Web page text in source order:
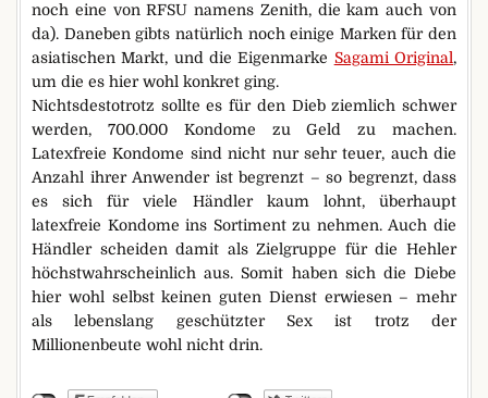
noch eine von RFSU namens Zenith, die kam auch von
da). Daneben gibts natürlich noch einige Marken für den
asiatischen Markt, und die Eigenmarke Sagami Original,
um die es hier wohl konkret ging.
Nichtsdestotrotz sollte es für den Dieb ziemlich schwer
werden, 700.000 Kondome zu Geld zu machen.
Latexfreie Kondome sind nicht nur sehr teuer, auch die
Anzahl ihrer Anwender ist begrenzt – so begrenzt, dass
es sich für viele Händler kaum lohnt, überhaupt
latexfreie Kondome ins Sortiment zu nehmen. Auch die
Händler scheiden damit als Zielgruppe für die Hehler
höchstwahrscheinlich aus. Somit haben sich die Diebe
hier wohl selbst keinen guten Dienst erwiesen – mehr
als lebenslang geschützter Sex ist trotz der
Millionenbeute wohl nicht drin.